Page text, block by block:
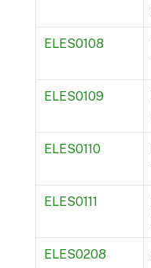
ELES0108
ELES0109
ELES0110
ELES0111
ELES0208